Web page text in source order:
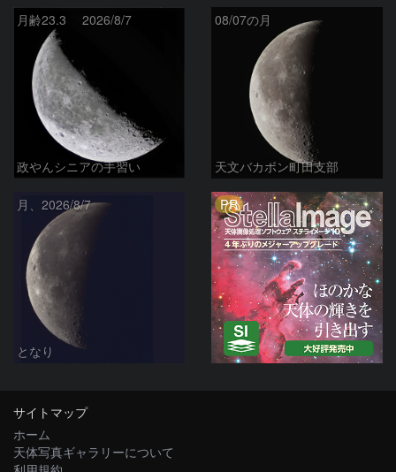
月齢23.3 2026/8/7
政やんシニアの手習い
08/07の月
天文バカボン町田支部
月、2026/8/7
となり
PR
サイトマップ
ホーム
天体写真ギャラリーについて